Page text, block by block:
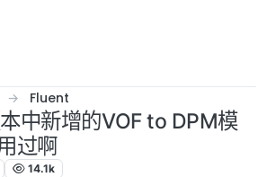
Fluent
中新增的VOF to DPM模
过啊
14.1k